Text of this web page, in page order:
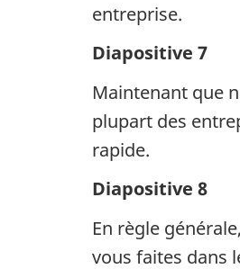
entreprise.
Diapositive 7
Maintenant que
plupart des
rapide.
Diapositive 8
En règle
vous faites dans